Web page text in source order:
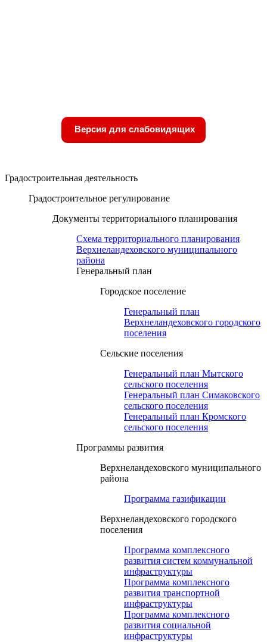
Версия для слабовидящих
Градостроительная деятельность
Градостроительное регулирование
Документы территориального планирования
Схема территориального планирования
Верхнеландеховского муниципального
района
Генеральный план
Городское поселение
Генеральный план
Верхнеландеховского городского
поселения
Сельские поселения
Генеральный план Мытского
сельского поселения
Генеральный план Симаковского
сельского поселения
Генеральный план Кромского
сельского поселения
Программы развития
Верхнеландеховского муниципального
района
Программа газификации
Верхнеландеховского городского
поселения
Программа комплексного
развития систем коммунальной
инфраструктуры
Программа комплексного
развития транспортной
инфраструктуры
Программа комплексного
развития социальной
инфраструктуры